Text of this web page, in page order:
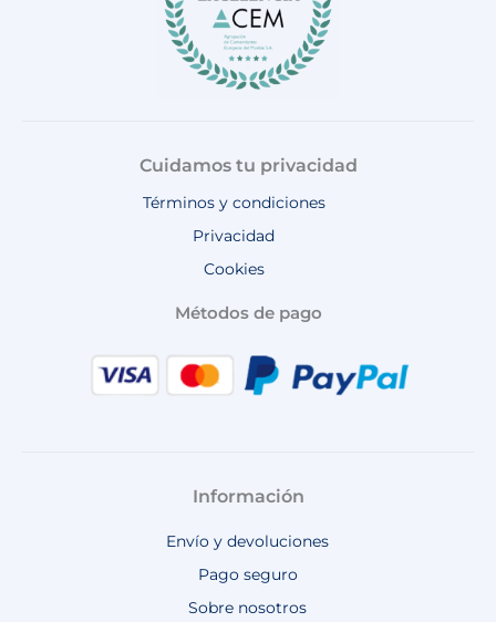
Cuidamos tu privacidad
Términos y condiciones
Privacidad
Cookies
Métodos de pago
Información
Envío y devoluciones
Pago seguro
Sobre nosotros